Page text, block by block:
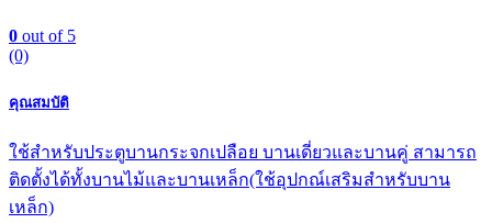
0 out of 5
(0)
คุณสมบัติ
ใช้สำหรับประตูบานกระจกเปลือย บานเดี่ยวและบานคู่ สามารถ
ติดตั้งได้ทั้งบานไม้และบานเหล็ก(ใช้อุปกณ์เสริมสำหรับบาน
เหล็ก)